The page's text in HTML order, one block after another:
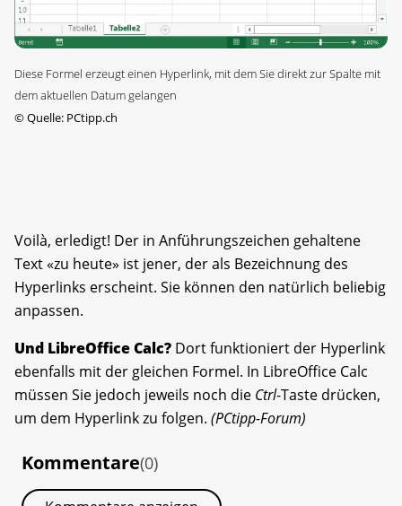
Diese Formel erzeugt einen Hyperlink, mit dem Sie direkt zur Spalte mit
dem aktuellen Datum gelangen
©Quelle: PCtipp.ch
Voilà, erledigt! Der in Anführungszeichen gehaltene
Text «zu heute» ist jener, der als Bezeichnung des
Hyperlinks erscheint. Sie können den natürlich beliebig
anpassen.
Und LibreOffice Calc? Dort funktioniert der Hyperlink
ebenfalls mit der gleichen Formel. In LibreOffice Calc
müssen Sie jedoch jeweils noch die Ctrl-Taste drücken,
um dem Hyperlink zu folgen. (PCtipp-Forum)
Kommentare(0)